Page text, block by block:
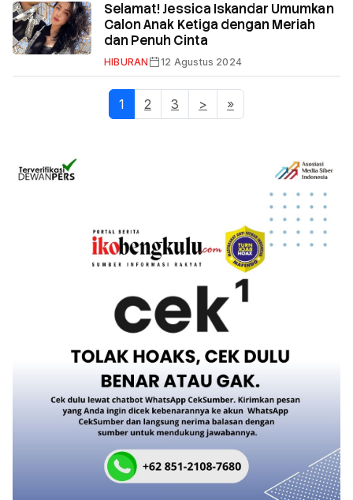
Selamat! Jessica Iskandar Umumkan
Calon Anak Ketiga dengan Meriah
dan Penuh Cinta
HIBURAN 12 Agustus 2024
1 (current)
2 3 > »